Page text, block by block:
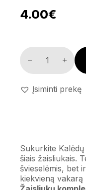
4.00€
Žaisliukų
Įsiminti prekę
Sukurkite
šiais žaisliukais.
švieselėmis, bet
kiekvieną vakarą